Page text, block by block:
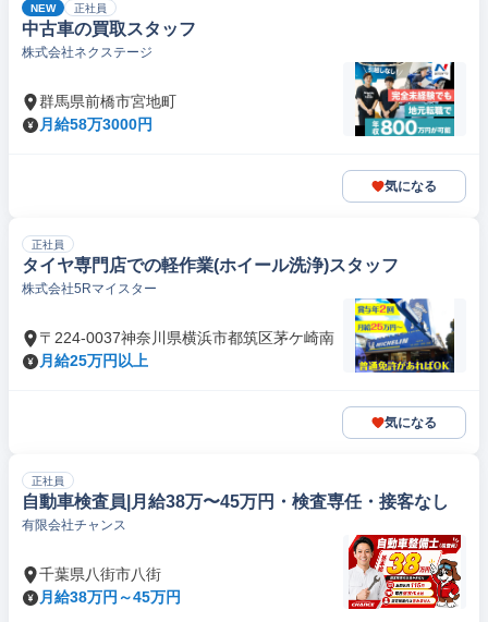
NEW 正社員
中古車の買取スタッフ
株式会社ネクステージ
群馬県前橋市宮地町
月給58万3000円
気になる
正社員
タイヤ専門店での軽作業(ホイール洗浄)スタッフ
株式会社5Rマイスター
〒224-0037神奈川県横浜市都筑区茅ケ崎南
月給25万円以上
気になる
正社員
自動車検査員|月給38万〜45万円・検査専任・接客なし
有限会社チャンス
千葉県八街市八街
月給38万円～45万円